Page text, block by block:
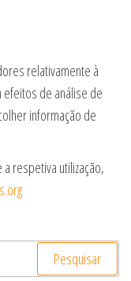
relativamente à
efeitos de análise de
informação de
respetiva utilização,